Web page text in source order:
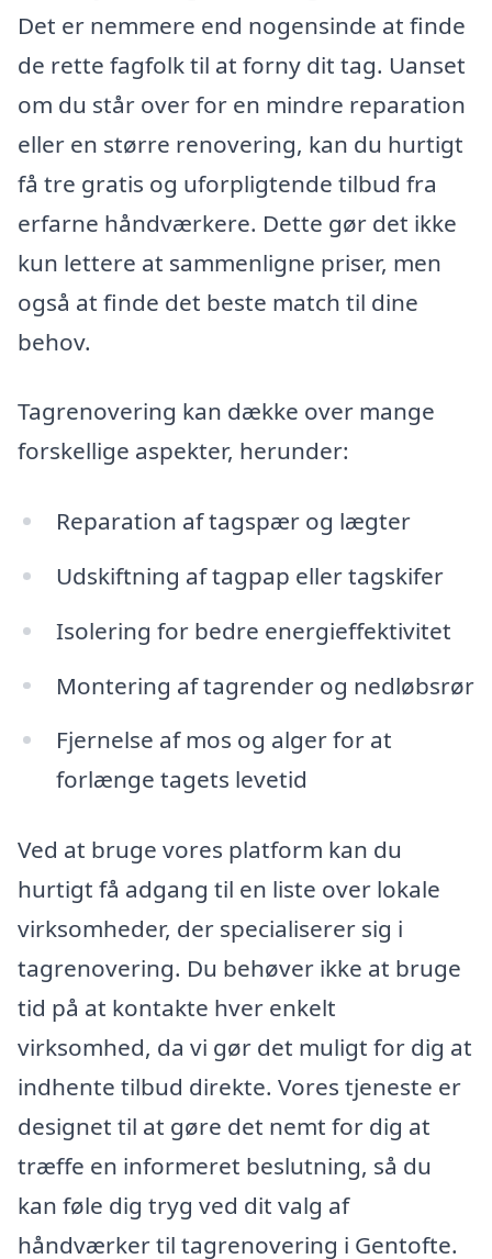
Det er nemmere end nogensinde at finde
de rette fagfolk til at forny dit tag. Uanset
om du står over for en mindre reparation
eller en større renovering, kan du hurtigt
få tre gratis og uforpligtende tilbud fra
erfarne håndværkere. Dette gør det ikke
kun lettere at sammenligne priser, men
også at finde det beste match til dine
behov.
Tagrenovering kan dække over mange
forskellige aspekter, herunder:
Reparation af tagspær og lægter
Udskiftning af tagpap eller tagskifer
Isolering for bedre energieffektivitet
Montering af tagrender og nedløbsrør
Fjernelse af mos og alger for at
forlænge tagets levetid
Ved at bruge vores platform kan du
hurtigt få adgang til en liste over lokale
virksomheder, der specialiserer sig i
tagrenovering. Du behøver ikke at bruge
tid på at kontakte hver enkelt
virksomhed, da vi gør det muligt for dig at
indhente tilbud direkte. Vores tjeneste er
designet til at gøre det nemt for dig at
træffe en informeret beslutning, så du
kan føle dig tryg ved dit valg af
håndværker til tagrenovering i Gentofte.